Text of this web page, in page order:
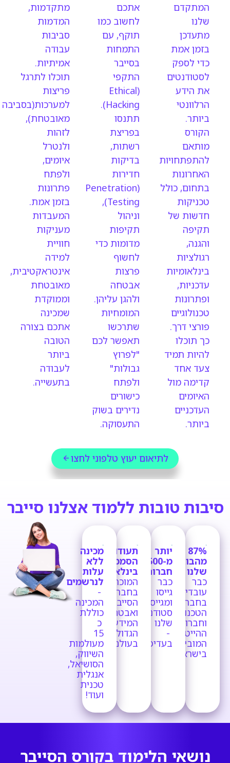
המתקדם
שלנו
מתעדכן
בזמן אמת
כדי לספק
לסטודנטים
את הידע
הרלוונטי
ביותר.
הקורס
מותאם
להתפתחויות
האחרונות
בתחום, כולל
טכניקות
חדשות של
תקיפה
והגנה,
רגולציות
בינלאומיות
עדכניות,
ופתרונות
טכנולוגיים
פורצי דרך.
כך תוכלו
להיות תמיד
צעד אחד
קדימה מול
האיומים
העדכניים
ביותר.
אתכם
לחשוב כמו
תוקף, עם
התמחות
בסייבר
התקפי
(Ethical
Hacking).
תתנסו
בפריצת
רשתות,
בדיקות
חדירות
(Penetration
Testing),
וניהול
תקיפות
מדומות כדי
לחשוף
פרצות
אבטחה
ולהגן עליהן.
המומחיות
שתרכשו
תאפשר לכם
"לפרוץ
גבולות"
ולפתח
כישורים
נדירים בשוק
התעסוקה.
מתקדמות,
המדמות
סביבות
עבודה
אמיתיות.
תוכלו לתרגל
פריצות
למערכות(בסביבה
מאובטחת),
לזהות
ולנטרל
איומים,
ולפתח
פתרונות
בזמן אמת.
המעבדות
מעניקות
חוויית
למידה
אינטראקטיבית,
מאובטחת
וממוקדת
שמכינה
אתכם בצורה
הטובה
ביותר
לעבודה
בתעשייה.
לתיאום יעוץ טלפוני לחצו
סיבות טובות ללמוד אצלנו סייבר
87%
מהבוגרים
שלנו
כבר
עובדים
בחברות
הטכנולוגיות
וחברות
ההייטק
המובילות
בישראל.
יותר
מ-2,500
חברות
כבר
גייסו
ומגייסות
סטודנטים
שלנו
-
בעדיפות!
תעודות
הסמכה
בינלאומיות
המוכרות
בחברות
הסייבר
ואבטחת
המידע
הגדולות
בעולם!
מכינה
ללא
עלות
לנרשמים
-
המכינה
כוללת
כ
15
מעולמות
השיווק,
הסושיאל,
אנגלית
טכנית
ועוד!
נושאי הלימוד בקורס הסייבר